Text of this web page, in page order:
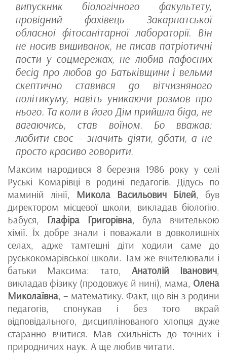
випускник біологічного факультету,
провідний фахівець Закарпатської
обласної фітосанітарної лабораторії. Він
не носив вишиванок, не писав патріотичні
пости у соцмережах, не любив пафосних
бесід про любов до Батьківщини і вельми
скептично ставився до вітчизняного
політикуму, навіть уникаючи розмов про
нього. Та коли в його Дім прийшла біда, не
вагаючись, став воїном. Бо вважав:
любити своє – значить діяти, дбати, а не
просто красиво говорити.
Максим народився 8 березня 1986 року у селі
Руські Комарівці в родині педагогів. Дідусь по
маминій лінії, Микола Васильович Білей, був
директором місцевої школи, викладав біологію.
Бабуся, Глафіра Григорівна, була вчителькою
хімії. Їх добре знали і поважали в довколишніх
селах, адже тамтешні діти ходили саме до
руськокомарівської школи. Там же вчителювали і
батьки Максима: тато, Анатолій Іванович,
викладав фізику (продовжує й нині), мама, Олена
Миколаївна, – математику. Факт, що він з родини
педагогів, спонукав і без того вкрай
відповідального, дисциплінованого хлопця дуже
старанно вчитися. Мав схильність до точних і
природничих наук. А ще любив читати.